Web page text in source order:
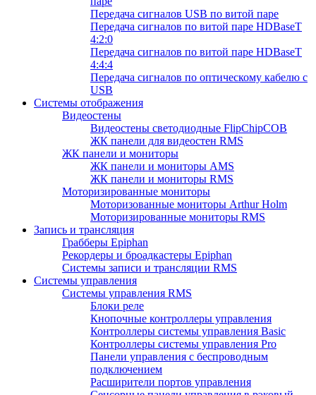
Передача сигналов USB по витой паре
Передача сигналов по витой паре HDBaseT
4:2:0
Передача сигналов по витой паре HDBaseT
4:4:4
Передача сигналов по оптическому кабелю с
USB
Системы отображения
Видеостены
Видеостены светодиодные FlipChipCOB
ЖК панели для видеостен RMS
ЖК панели и мониторы
ЖК панели и мониторы AMS
ЖК панели и мониторы RMS
Моторизированные мониторы
Моторизованные мониторы Arthur Holm
Моторизированные мониторы RMS
Запись и трансляция
Грабберы Epiphan
Рекордеры и броадкастеры Epiphan
Системы записи и трансляции RMS
Системы управления
Системы управления RMS
Блоки реле
Кнопочные контроллеры управления
Контроллеры системы управления Basic
Контроллеры системы управления Pro
Панели управления с беспроводным
подключением
Расширители портов управления